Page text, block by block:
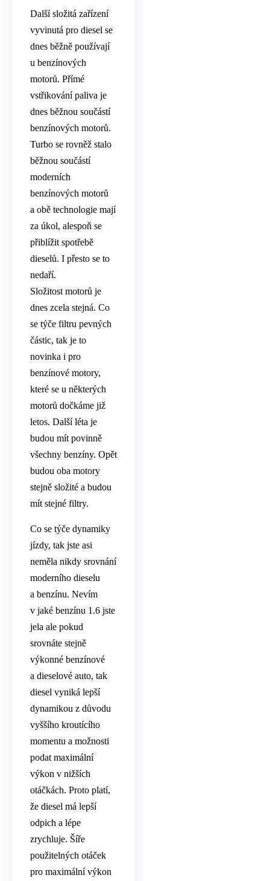
Další složitá zařízení
vyvinutá pro diesel se
dnes běžně používají
u benzínových
motorů. Přímé
vstřikování paliva je
dnes běžnou součástí
benzínových motorů.
Turbo se rovněž stalo
běžnou součástí
moderních
benzínových motorů
a obě technologie mají
za úkol, alespoň se
přiblížit spotřebě
dieselů. I přesto se to
nedaří.
Složitost motorů je
dnes zcela stejná. Co
se týče filtru pevných
částic, tak je to
novinka i pro
benzínové motory,
které se u některých
motorů dočkáme již
letos. Další léta je
budou mít povinně
všechny benzíny. Opět
budou oba motory
stejně složité a budou
mít stejné filtry.
Co se týče dynamiky
jízdy, tak jste asi
neměla nikdy srovnání
moderního dieselu
a benzínu. Nevím
v jaké benzínu 1.6 jste
jela ale pokud
srovnáte stejně
výkonné benzínové
a dieselové auto, tak
diesel vyniká lepší
dynamikou z důvodu
vyššího kroutícího
momentu a možnosti
podat maximální
výkon v nižších
otáčkách. Proto platí,
že diesel má lepší
odpich a lépe
zrychluje. Šíře
použitelných otáček
pro maximální výkon